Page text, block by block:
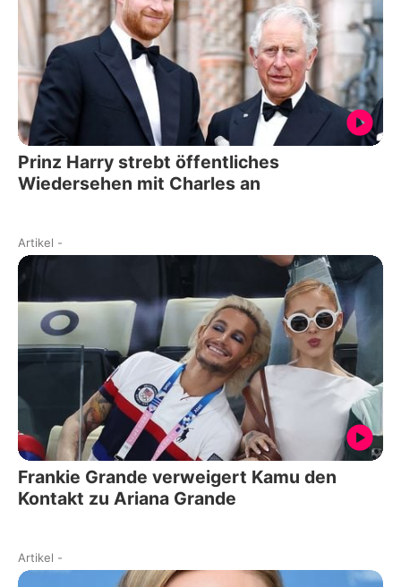
Prinz Harry strebt öffentliches
Wiedersehen mit Charles an
Artikel -
Frankie Grande verweigert Kamu den
Kontakt zu Ariana Grande
Artikel -